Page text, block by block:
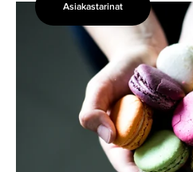
Konditoria
makuelämyksiä
Asiakastarinat